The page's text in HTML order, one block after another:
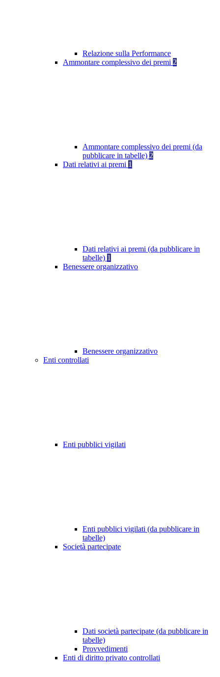
Relazione sulla Performance
Ammontare complessivo dei premi 2
Ammontare complessivo dei premi (da
pubblicare in tabelle) 2
Dati relativi ai premi 1
Dati relativi ai premi (da pubblicare in
tabelle) 1
Benessere organizzativo
Benessere organizzativo
Enti controllati
Enti pubblici vigilati
Enti pubblici vigilati (da pubblicare in
tabelle)
Società partecipate
Dati società partecipate (da pubblicare in
tabelle)
Provvedimenti
Enti di diritto privato controllati